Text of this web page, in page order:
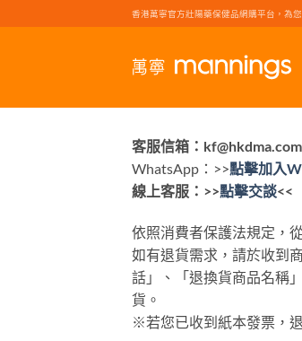
to
香港萬寧官方壯陽藥保健品網購平台，為
客服信箱： kf@hkdma.com
WhatsApp：>>點擊加入​
線上客服：>>點擊交談<<
依照消費者保護法規定，
如有退貨需求，請於收到
話」、「退換貨商品名稱
貨。
※若您已收到紙本發票，